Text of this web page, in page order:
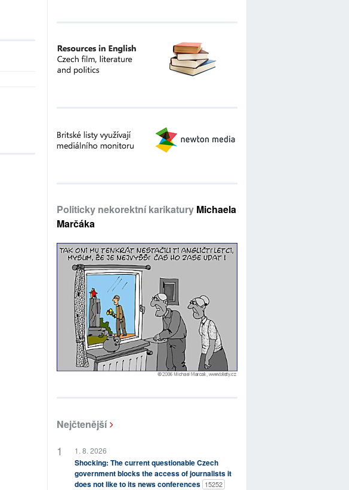
Politicky nekorektní karikatury Michaela
Marčáka
Nejčtenější
1. 8. 2026
Shocking: The current questionable Czech
government blocks the access of journalists it
does not like to its news conferences 15252